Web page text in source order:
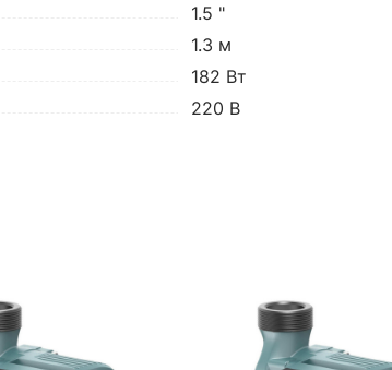
1.5 "
1.3 м
182 Вт
220 В